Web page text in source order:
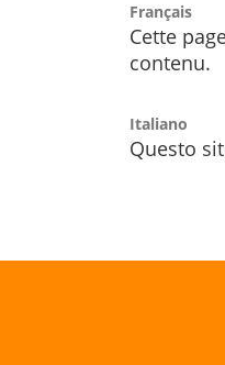
Français
Cette
contenu.
Italiano
Questo